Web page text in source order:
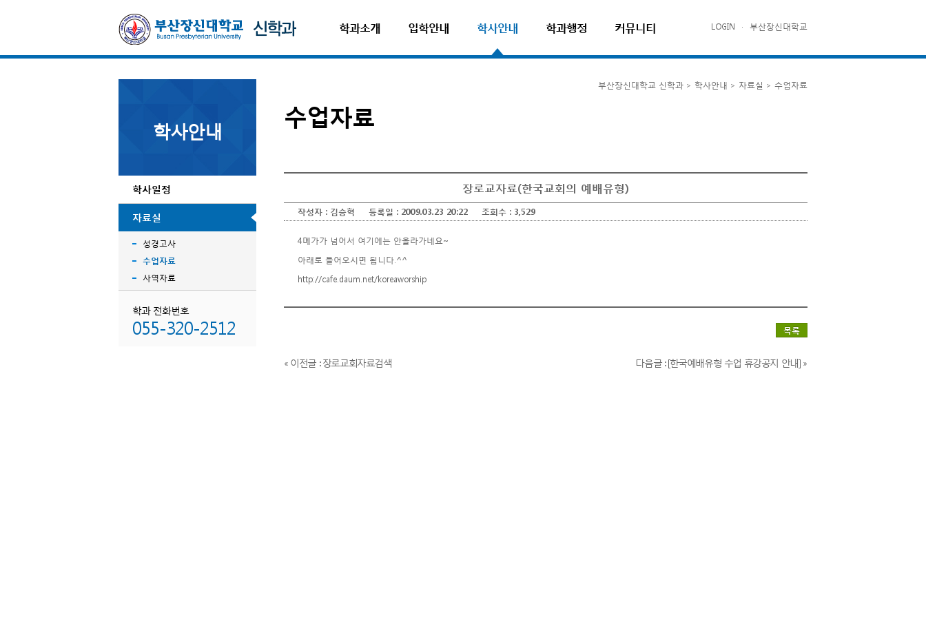
학과소개 입학안내 학사안내 학과행정 커뮤니티 LOGIN · 부산장신대학교
학사안내
학사일정
자료실
성경고사
수업자료
사역자료
학과 전화번호
055-320-2512
부산장신대학교 신학과 > 학사안내 > 자료실 > 수업자료
수업자료
장로교자료(한국교회의 예배유형)
작성자 : 김승혁 등록일 : 2009.03.23 20:22 조회수 : 3,529
4메가가 넘어서 여기에는 안올라가네요~
아래로 들어오시면 됩니다.^^
http://cafe.daum.net/koreaworship
목록
« 이전글 : 장로교회자료검색 다음글 : [한국예배유형 수업 휴강공지 안내] »